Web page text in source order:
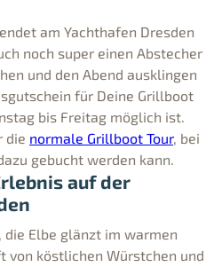
am Yachthafen Dresden
noch super einen Abstecher
und den Abend ausklingen
für Deine Grillboot
bis Freitag möglich ist.
die normale Grillboot Tour, bei
gebucht werden kann.
auf der
Elbe glänzt im warmen
von köstlichen Würstchen und